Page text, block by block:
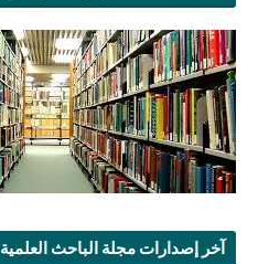
آخر إصدارات مجلة الباحث العلمية